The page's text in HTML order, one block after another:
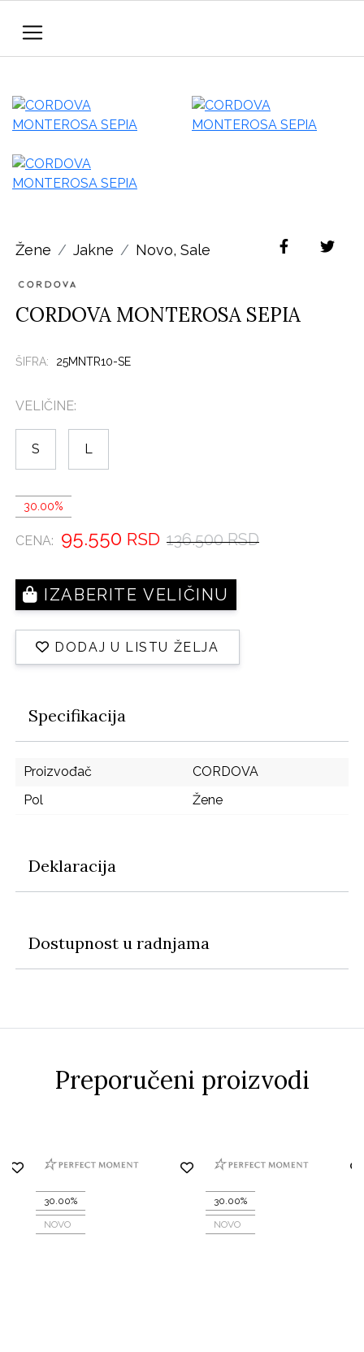
Žene Jakne Novo, Sale
CORDOVA MONTEROSA SEPIA
ŠIFRA: 25MNTR10-SE
VELIČINE:
S L
30.00%
CENA: 95.550 RSD 136.500 RSD
IZABERITE VELIČINU
DODAJ U LISTU ŽELJA
Specifikacija
Proizvođač
CORDOVA
Pol
Žene
Deklaracija
Dostupnost u radnjama
Preporučeni proizvodi
30.00%
NOVO
30.00%
NOVO